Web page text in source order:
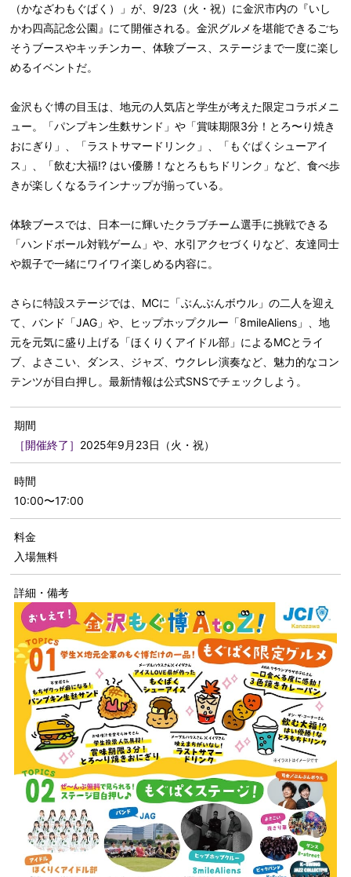
（かなざわもぐぱく）」が、9/23（火・祝）に金沢市内の『いし
かわ四高記念公園』にて開催される。金沢グルメを堪能できるごち
そうブースやキッチンカー、体験ブース、ステージまで一度に楽し
めるイベントだ。
金沢もぐ博の目玉は、地元の人気店と学生が考えた限定コラボメニ
ュー。「パンプキン生麩サンド」や「賞味期限3分！とろ〜り焼き
おにぎり」、「ラストサマードリンク」、「もぐぱくシューアイ
ス」、「飲む大福!? はい優勝！なとろもちドリンク」など、食べ歩
きが楽しくなるラインナップが揃っている。
体験ブースでは、日本一に輝いたクラブチーム選手に挑戦できる
「ハンドボール対戦ゲーム」や、水引アクセづくりなど、友達同士
や親子で一緒にワイワイ楽しめる内容に。
さらに特設ステージでは、MCに「ぶんぶんボウル」の二人を迎え
て、バンド「JAG」や、ヒップホップクルー「8mileAliens」、地
元を元気に盛り上げる「ほくりくアイドル部」によるMCとライ
ブ、よさこい、ダンス、ジャズ、ウクレレ演奏など、魅力的なコン
テンツが目白押し。最新情報は公式SNSでチェックしよう。
期間
［開催終了］ 2025年9月23日（火・祝）
時間
10:00〜17:00
料金
入場無料
詳細・備考